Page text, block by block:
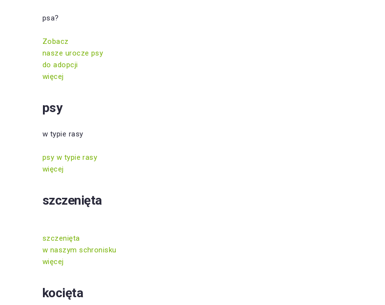
psa?
Zobacz
nasze urocze psy
do adopcji
więcej
psy
w typie rasy
psy w typie rasy
więcej
szczenięta
szczenięta
w naszym schronisku
więcej
kocięta